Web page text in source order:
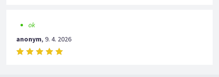
ok
anonym,9. 4. 2026